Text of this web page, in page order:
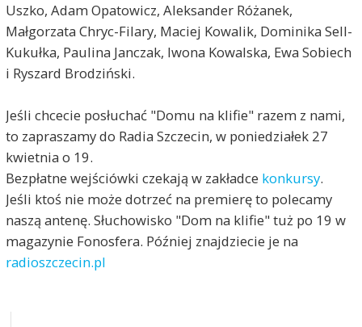
Uszko, Adam Opatowicz, Aleksander Różanek,
Małgorzata Chryc-Filary, Maciej Kowalik, Dominika Sell-
Kukułka, Paulina Janczak, Iwona Kowalska, Ewa Sobiech
i Ryszard Brodziński.
Jeśli chcecie posłuchać "Domu na klifie" razem z nami,
to zapraszamy do Radia Szczecin, w poniedziałek 27
kwietnia o 19.
Bezpłatne wejściówki czekają w zakładce konkursy.
Jeśli ktoś nie może dotrzeć na premierę to polecamy
naszą antenę. Słuchowisko "Dom na klifie" tuż po 19 w
magazynie Fonosfera. Później znajdziecie je na
radioszczecin.pl